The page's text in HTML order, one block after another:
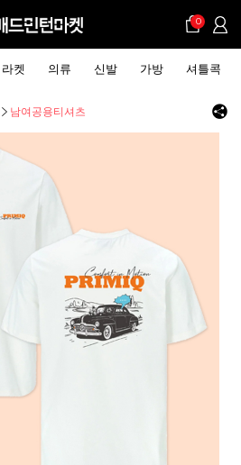
0
라켓 의류 신발 가방 셔틀콕
남여공용티셔츠